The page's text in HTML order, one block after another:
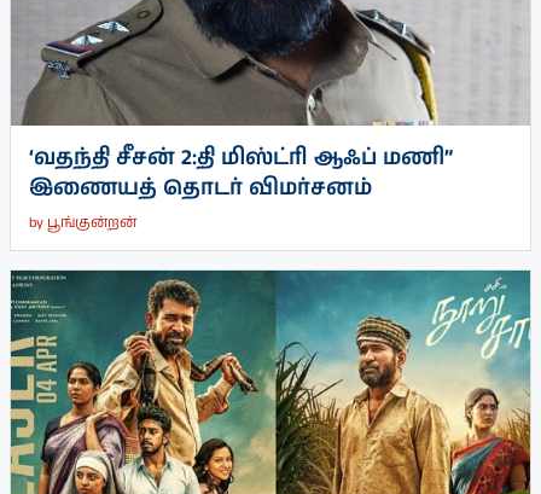
‘வதந்தி சீசன் 2:தி மிஸ்ட்ரி ஆஃப் மணி”
இணையத் தொடர் விமர்சனம்
by பூங்குன்றன்